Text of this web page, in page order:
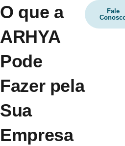
O que a
ARHYA
Pode
Fazer pela
Sua
Empresa
Fale